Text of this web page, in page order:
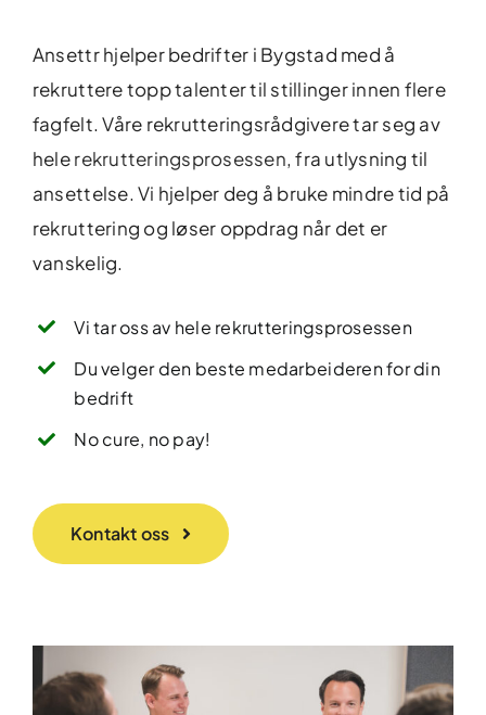
Ansettr hjelper bedrifter i Bygstad med å
rekruttere topp talenter til stillinger innen flere
fagfelt. Våre rekrutteringsrådgivere tar seg av
helerekrutteringsprosessen, fra utlysning til
ansettelse. Vi hjelper deg å bruke mindre tid på
rekruttering og løser oppdrag når det er
vanskelig.
Vi tar oss av hele rekrutteringsprosessen
Du velger den beste medarbeideren for din
bedrift
No cure, no pay!
Kontakt oss